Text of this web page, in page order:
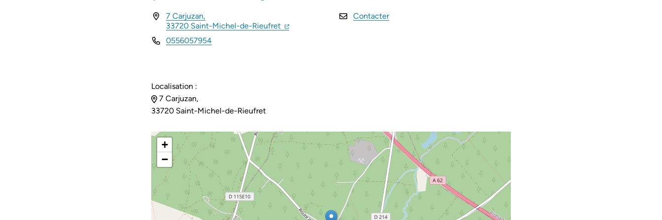
INFOS UTILES
7 Carjuzan,
33720 Saint-Michel-de-Rieufret (ouverture dans un nouvel onglet)
(ouverture dans un nouvel onglet)
0556057954
Contacter
Localisation :
7 Carjuzan,
33720 Saint-Michel-de-Rieufret
+
−